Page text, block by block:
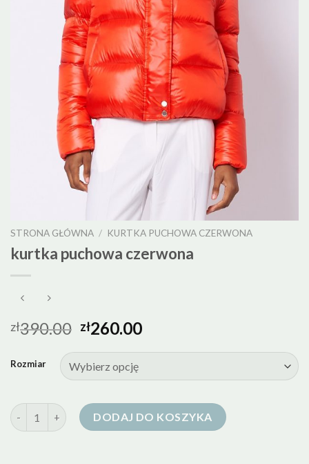
STRONA GŁÓWNA / KURTKA PUCHOWA CZERWONA
kurtka puchowa czerwona
zł390.00 zł260.00
Rozmiar
ilość kurtka puchowa czerwonaDODAJ DO KOSZYKA